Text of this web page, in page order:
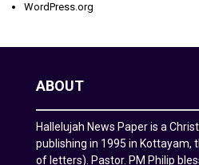
WordPress.org
ABOUT
Hallelujah News Paper is a
publishing in 1995 in Kottayam,
of letters). Pastor. PM Philip